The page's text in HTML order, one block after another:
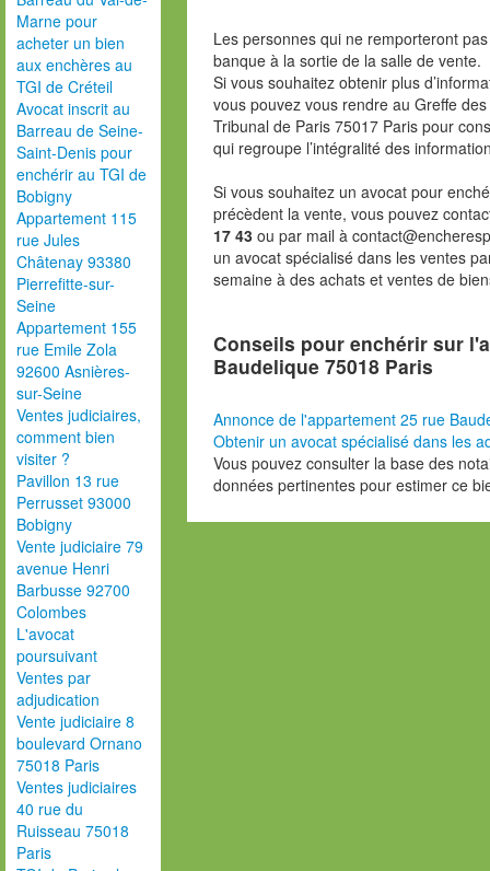
Marne pour
acheter un bien
aux enchères au
TGI de Créteil
Avocat inscrit au
Barreau de Seine-
Saint-Denis pour
enchérir au TGI de
Bobigny
Appartement 115
rue Jules
Châtenay 93380
Pierrefitte-sur-
Seine
Appartement 155
rue Emile Zola
92600 Asnières-
sur-Seine
Ventes judiciaires,
comment bien
visiter ?
Pavillon 13 rue
Perrusset 93000
Bobigny
Vente judiciaire 79
avenue Henri
Barbusse 92700
Colombes
L'avocat
poursuivant
Ventes par
adjudication
Vente judiciaire 8
boulevard Ornano
75018 Paris
Ventes judiciaires
40 rue du
Ruisseau 75018
Paris
Les personnes qui ne remporteront
banque à la sortie de la salle de vente.
Si vous souhaitez obtenir plus
vous pouvez vous rendre au Greffe
Tribunal de Paris 75017 Paris pour
qui regroupe l’intégralité des
Si vous souhaitez un avocat pour
précèdent la vente, vous pouvez
17 43 ou par mail à
un avocat spécialisé dans les ventes
semaine à des achats et ventes de
Conseils pour enchérir sur
Baudelique 75018 Paris
Annonce de l'appartement 25 rue
Obtenir un avocat spécialisé dans les
Vous pouvez consulter la base des
données pertinentes pour estimer ce